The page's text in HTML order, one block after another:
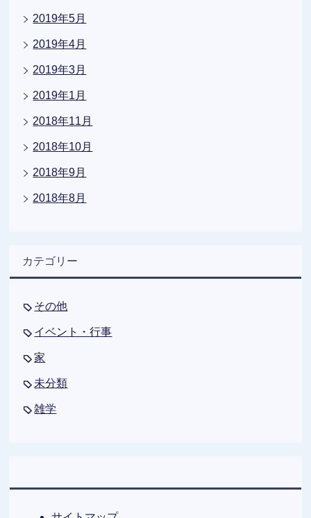
2019年5月
2019年4月
2019年3月
2019年1月
2018年11月
2018年10月
2018年9月
2018年8月
カテゴリー
その他
イベント・行事
家
未分類
雑学